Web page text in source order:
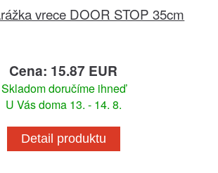
vrece DOOR STOP 35cm
Cena: 15.87 EUR
Skladom doručíme ihneď
U Vás doma 13. - 14. 8.
Detail produktu